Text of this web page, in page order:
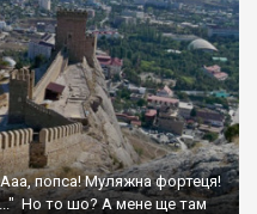
попса! Муляжна фортеця!
Но то шо? А мене ще там